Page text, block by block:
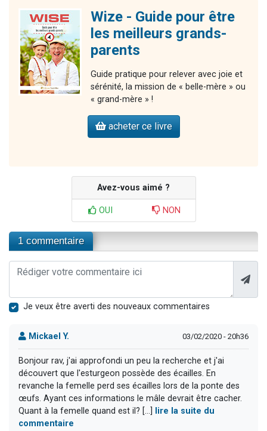
Wize - Guide pour être
les meilleurs grands-
parents
Guide pratique pour relever avec joie et
sérénité, la mission de « belle-mère » ou
« grand-mère » !
acheter ce livre
Avez-vous aimé ?
OUI NON
1 commentaire
Je veux être averti des nouveaux commentaires
Mickael Y. 03/02/2020 - 20h36
Bonjour rav, j'ai approfondi un peu la recherche et j'ai
découvert que l'esturgeon possède des écailles. En
revanche la femelle perd ses écailles lors de la ponte des
œufs. Ayant ces informations le mâle devrait être cacher.
Quant à la femelle quand est il? [...]
lire la suite du
commentaire